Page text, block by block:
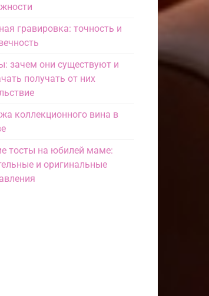
гравировка: точность и
зачем они существуют и
получать от них
коллекционного вина в
тосты на юбилей маме:
и оригинальные